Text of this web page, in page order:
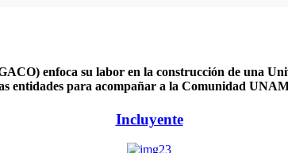
enfoca su labor en la construcción de una
entidades para acompañar a la Comunidad
Incluyente